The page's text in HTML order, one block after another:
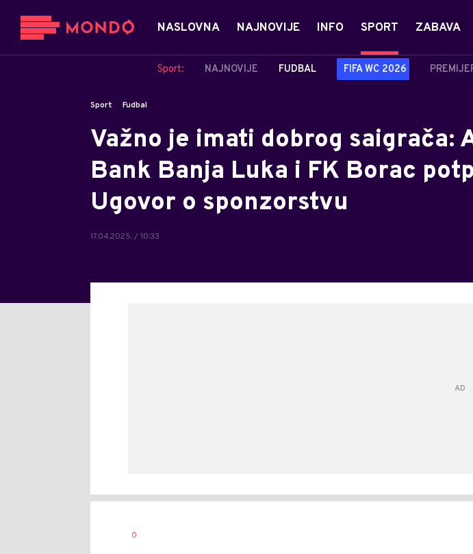
NASLOVNA NAJNOVIJE INFO SPORT
Sport: NAJNOVIJE FUDBAL FIFA WC 2026
ZABAVA
Sport Fudbal
Važno je imati dobrog saigrača:
Bank Banja Luka i FK Borac
Ugovor o sponzorstvu
17.04.2025. / 10:33
AUTOR
0